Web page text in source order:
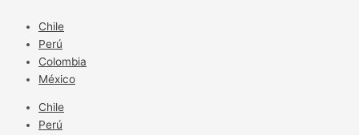
contenido
Chile
Perú
Colombia
México
Chile
Perú